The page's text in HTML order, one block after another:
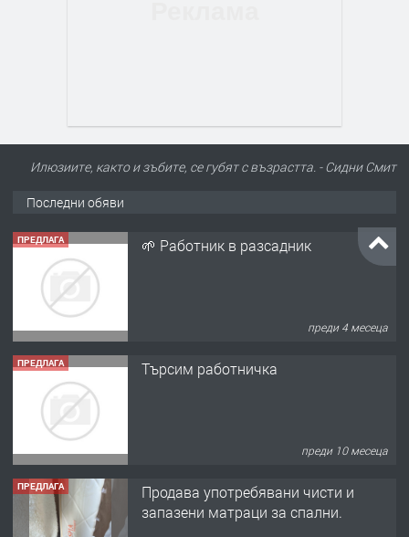
Илюзиите, както и зъбите, се губят с възрастта. - Сидни Смит
Последни обяви
ПРЕДЛАГА 🌱 Работник в разсадник
преди 4 месеца
ПРЕДЛАГА Търсим работничка
преди 10 месеца
ПРЕДЛАГА
Продава употребявани чисти и
запазени матраци за спални.